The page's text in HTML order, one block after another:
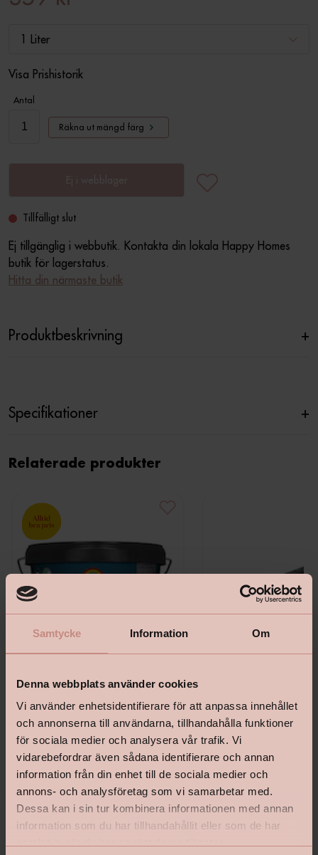
Samtycke Information Om
Denna webbplats använder cookies
Vi använder enhetsidentifierare för att anpassa innehållet
och annonserna till användarna, tillhandahålla funktioner
för sociala medier och analysera vår trafik. Vi
vidarebefordrar även sådana identifierare och annan
information från din enhet till de sociala medier och
annons- och analysföretag som vi samarbetar med.
Dessa kan i sin tur kombinera informationen med annan
information som du har tillhandahållit eller som de har
1 Liter
Visa Prishistorik
Antal
Räkna ut mängd färg
Tillfälligt slut
Ej tillgänglig i webbutik. Kontakta din lokala Happy Homes
butik för lagerstatus.
Hitta din närmaste butik
Produktbeskrivning +
Specifikationer +
Relaterade produkter
Perfekt Fönster & Snickeri Plus
Pris från 259 kr
Välj kulör
Färgskrapa 50Mm